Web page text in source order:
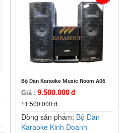
Bộ Dàn Karaoke Music Room A06
Giá : 9.500.000 đ
11.500.000 đ
Dòng sản phẩm: Bộ Dàn
Karaoke Kinh Doanh